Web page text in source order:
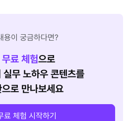
용이 궁금하다면?
료 체험으로
무 노하우 콘텐츠를
로 만나보세요
료 체험 시작하기